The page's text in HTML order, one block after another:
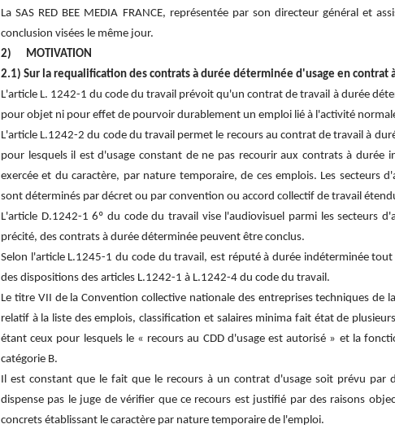
La SAS RED BEE MEDIA FRANCE, représentée par son directeur général et
conclusion visées le même jour.
2) MOTIVATION
2.1) Sur la requalification des contrats à durée déterminée d'usage en contrat
L'article L. 1242-1 du code du travail prévoit qu'un contrat de travail à durée
pour objet ni pour effet de pourvoir durablement un emploi lié à l'activité
L'article L.1242-2 du code du travail permet le recours au contrat de travail à
pour lesquels il est d'usage constant de ne pas recourir aux contrats à durée
exercée et du caractère, par nature temporaire, de ces emplois. Les secteurs
sont déterminés par décret ou par convention ou accord collectif de travail
L'article D.1242-1 6º du code du travail vise l'audiovisuel parmi les secteurs
précité, des contrats à durée déterminée peuvent être conclus.
Selon l'article L.1245-1 du code du travail, est réputé à durée indéterminée
des dispositions des articles L.1242-1 à L.1242-4 du code du travail.
Le titre VII de la Convention collective nationale des entreprises techniques
relatif à la liste des emplois, classification et salaires minima fait état de
étant ceux pour lesquels le « recours au CDD d'usage est autorisé » et la
catégorie B.
Il est constant que le fait que le recours à un contrat d'usage soit prévu par
dispense pas le juge de vérifier que ce recours est justifié par des raisons
concrets établissant le caractère par nature temporaire de l'emploi.